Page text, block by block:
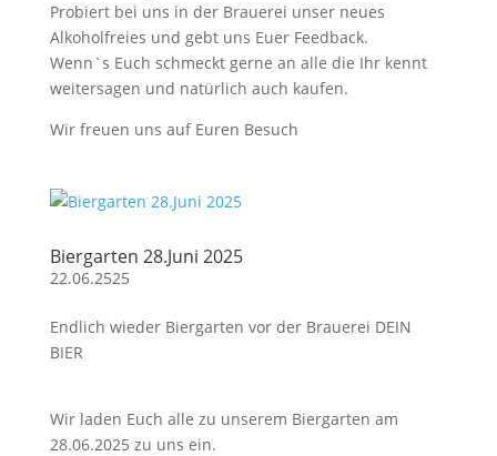
Probiert bei uns in der Brauerei unser neues
Alkoholfreies und gebt uns Euer Feedback.
Wenn`s Euch schmeckt gerne an alle die Ihr kennt
weitersagen und natürlich auch kaufen.
Wir freuen uns auf Euren Besuch
Biergarten 28.Juni 2025
22.06.2525
Endlich wieder Biergarten vor der Brauerei DEIN
BIER
Wir laden Euch alle zu unserem Biergarten am
28.06.2025 zu uns ein.